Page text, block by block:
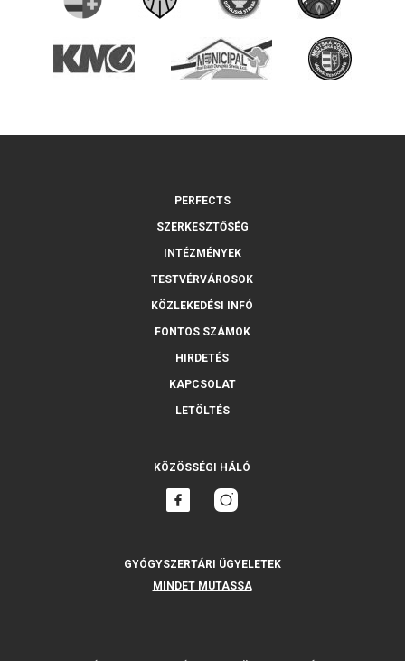
PERFECTS
SZERKESZTŐSÉG
INTÉZMÉNYEK
TESTVÉRVÁROSOK
KÖZLEKEDÉSI INFÓ
FONTOS SZÁMOK
HIRDETÉS
KAPCSOLAT
LETÖLTÉS
KÖZÖSSÉGI HÁLÓ
GYÓGYSZERTÁRI ÜGYELETEK
MINDET MUTASSA